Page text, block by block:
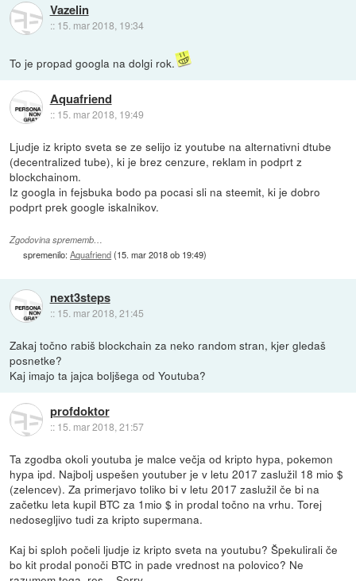
Vazelin
:: 15. mar 2018, 19:34
To je propad googla na dolgi rok.
Aquafriend
:: 15. mar 2018, 19:49
Ljudje iz kripto sveta se ze selijo iz youtube na alternativni dtube
(decentralized tube), ki je brez cenzure, reklam in podprt z
blockchainom.
Iz googla in fejsbuka bodo pa pocasi sli na steemit, ki je dobro
podprt prek google iskalnikov.
Zgodovina sprememb…
spremenilo:Aquafriend(15. mar 2018 ob 19:49)
next3steps
:: 15. mar 2018, 21:45
Zakaj točno rabiš blockchain za neko random stran, kjer gledaš
posnetke?
Kaj imajo ta jajca boljšega od Youtuba?
profdoktor
:: 15. mar 2018, 21:57
Ta zgodba okoli youtuba je malce večja od kripto hypa, pokemon
hypa ipd. Najbolj uspešen youtuber je v letu 2017 zaslužil 18 mio $
(zelencev). Za primerjavo toliko bi v letu 2017 zaslužil če bi na
začetku leta kupil BTC za 1mio $ in prodal točno na vrhu. Torej
nedosegljivo tudi za kripto supermana.
Kaj bi sploh počeli ljudje iz kripto sveta na youtubu? Špekulirali če
bo kit prodal ponoči BTC in pade vrednost na polovico? Ne